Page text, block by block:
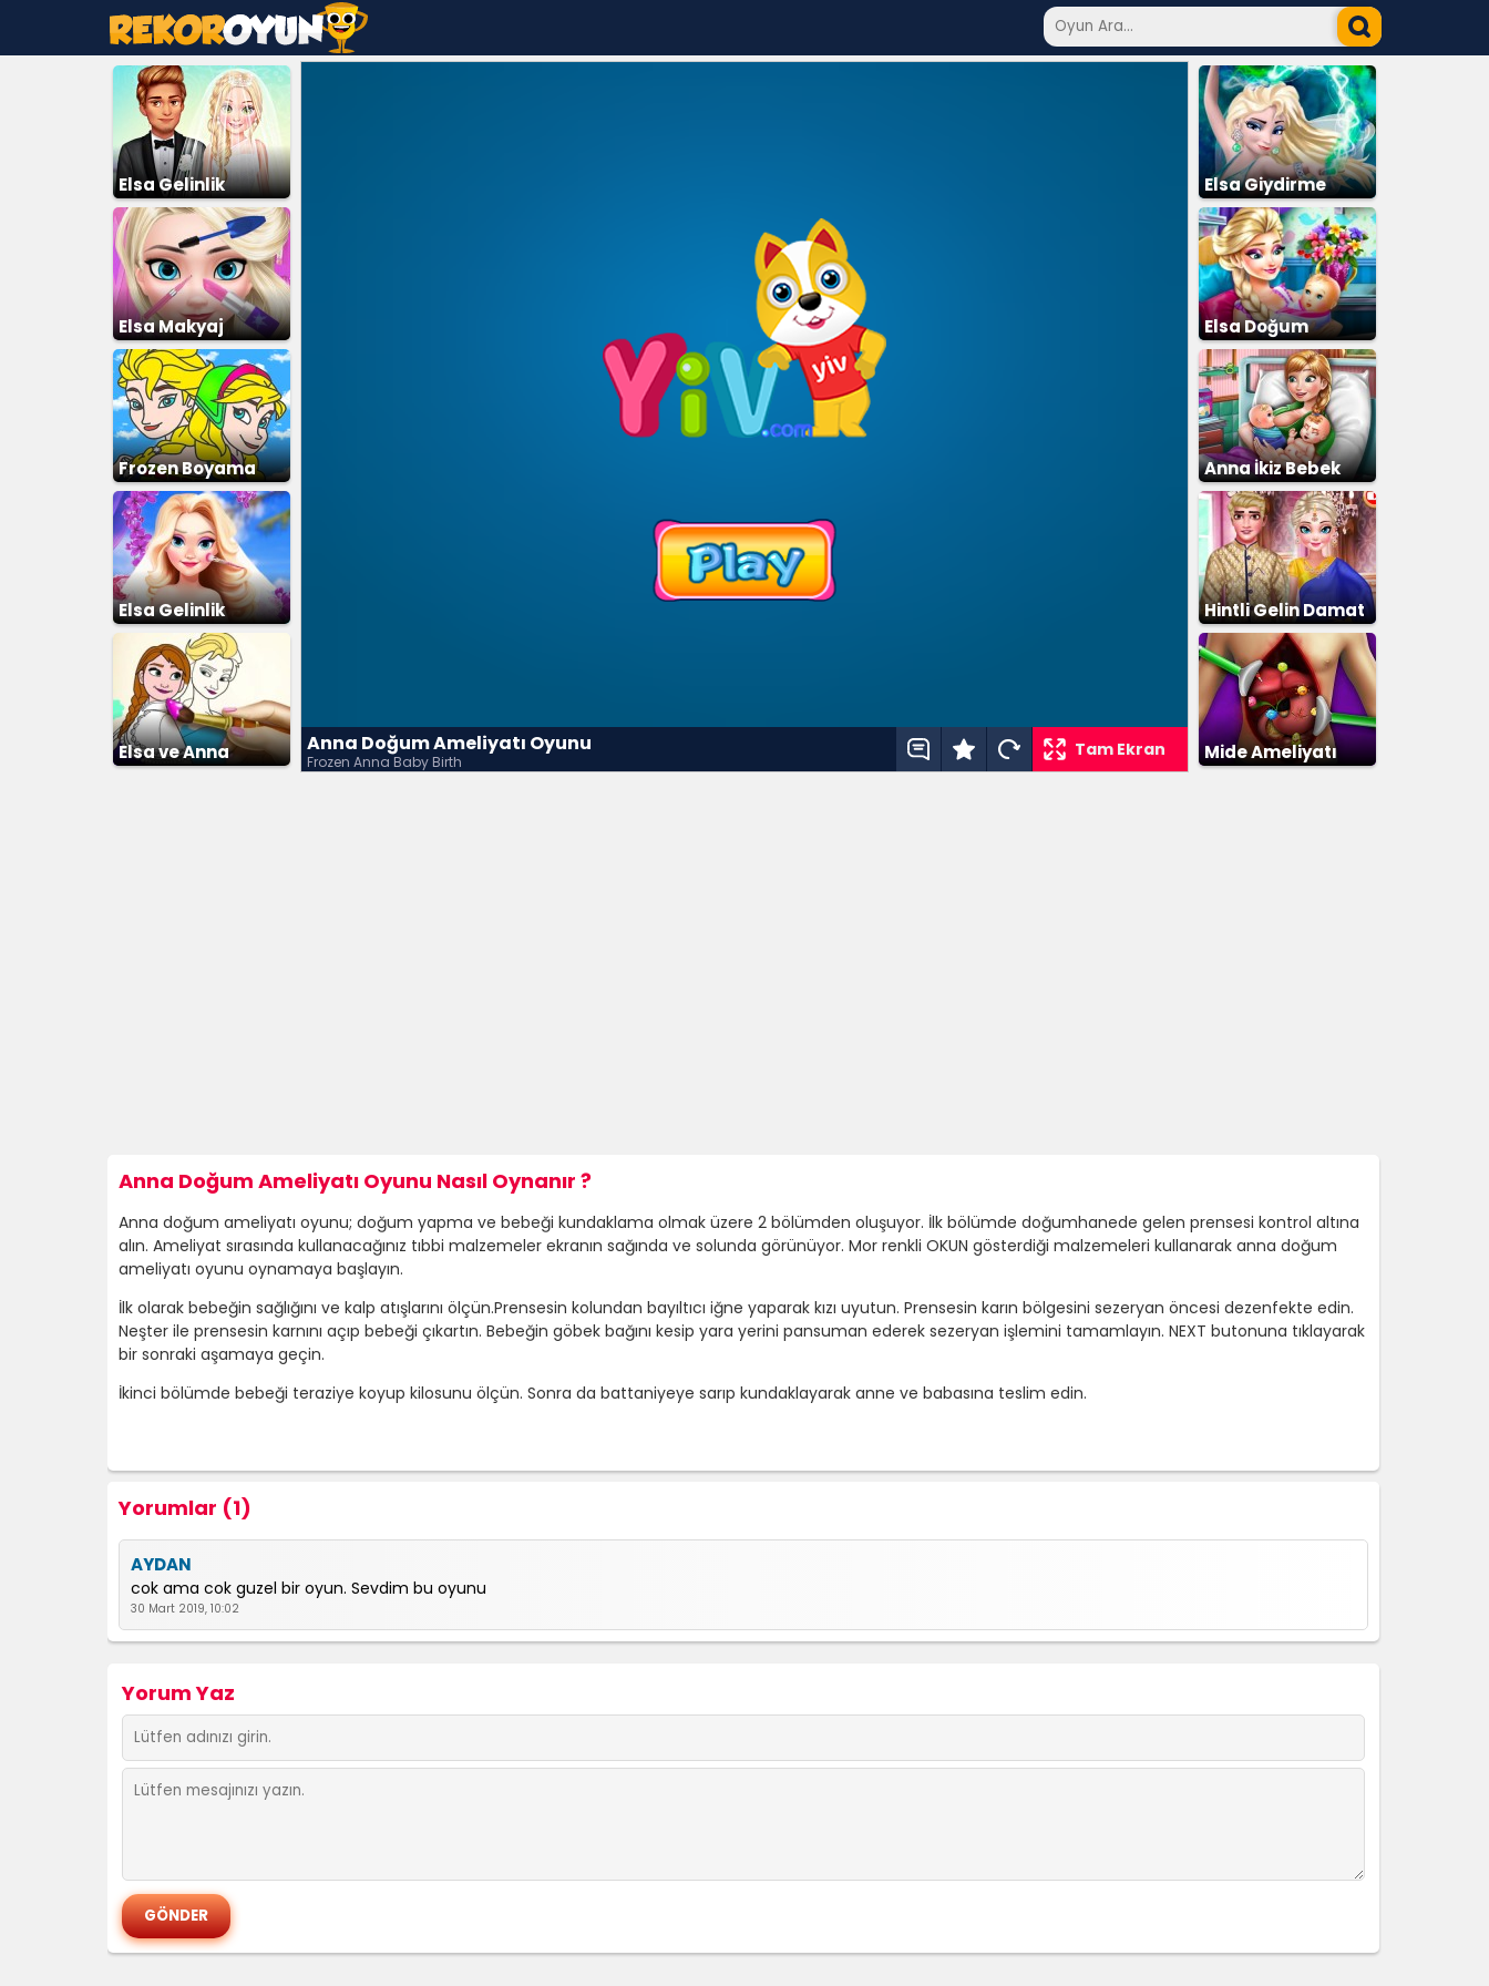
Elsa Gelinlik
Giydirme 3
Elsa Makyaj
Frozen Boyama
Elsa Gelinlik
Giydirme 2
Elsa ve Anna
Anna Doğum Ameliyatı Oyunu
Frozen Anna Baby Birth
Tam Ekran
Elsa Giydirme
Elsa Doğum
Ameliyatı
Anna İkiz Bebek
Doğumu
Hintli Gelin Damat
Giydirme
Mide Ameliyatı
Anna Doğum Ameliyatı Oyunu Nasıl Oynanır ?
Anna doğum ameliyatı oyunu; doğum yapma ve bebeği kundaklama olmak üzere 2 bölümden oluşuyor. İlk bölümde doğumhanede gelen prensesi kontrol altına
alın. Ameliyat sırasında kullanacağınız tıbbi malzemeler ekranın sağında ve solunda görünüyor. Mor renkli OKUN gösterdiği malzemeleri kullanarak anna doğum
ameliyatı oyunu oynamaya başlayın.
İlk olarak bebeğin sağlığını ve kalp atışlarını ölçün.Prensesin kolundan bayıltıcı iğne yaparak kızı uyutun. Prensesin karın bölgesini sezeryan öncesi dezenfekte edin.
Neşter ile prensesin karnını açıp bebeği çıkartın. Bebeğin göbek bağını kesip yara yerini pansuman ederek sezeryan işlemini tamamlayın. NEXT butonuna tıklayarak
bir sonraki aşamaya geçin.
İkinci bölümde bebeği teraziye koyup kilosunu ölçün. Sonra da battaniyeye sarıp kundaklayarak anne ve babasına teslim edin.
Yorumlar (1)
AYDAN
cok ama cok guzel bir oyun. Sevdim bu oyunu
30 Mart 2019, 10:02
Yorum Yaz